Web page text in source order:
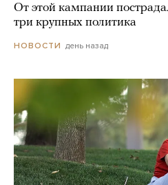
От этой кампании
три крупных политика
НОВОСТИ день назад